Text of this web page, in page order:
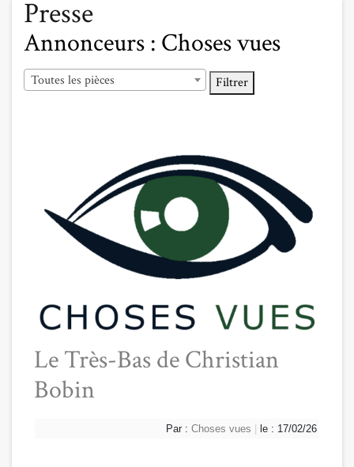
Presse
Annonceurs : Choses vues
Toutes les pièces Filtrer
Le Très-Bas de Christian
Bobin
Par :Choses vues | le : 17/02/26